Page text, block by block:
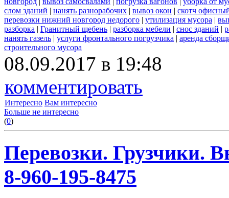
слом зданий | нанять разнорабочих | вывоз окон | скотч
перевозки нижний новгород недорого | утилизация мусора |
разборка | Гранитный щебень | разборка мебели | снос зданий |
нанять газель | услуги фронтального погрузчика | аренда
строительного мусора
08.09.2017 в 19:48
комментировать
Интересно Вам интересно
Больше не интересно
(0)
Перевозки. Грузчики.
8-960-195-8475